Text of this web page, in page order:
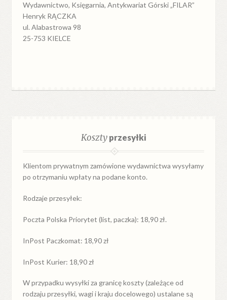
Wydawnictwo, Księgarnia, Antykwariat Górski „FILAR”
Henryk RĄCZKA
ul. Alabastrowa 98
25-753 KIELCE
Kosztyprzesyłki
Klientom prywatnym zamówione wydawnictwa wysyłamy
po otrzymaniu wpłaty na podane konto.
Rodzaje przesyłek:
Poczta Polska Priorytet (list, paczka): 18,90 zł.
InPost Paczkomat: 18,90 zł
InPost Kurier: 18,90 zł
W przypadkuwysyłkiza granicękoszty (zależące od
rodzaju przesyłki, wagi i kraju docelowego) ustalane są